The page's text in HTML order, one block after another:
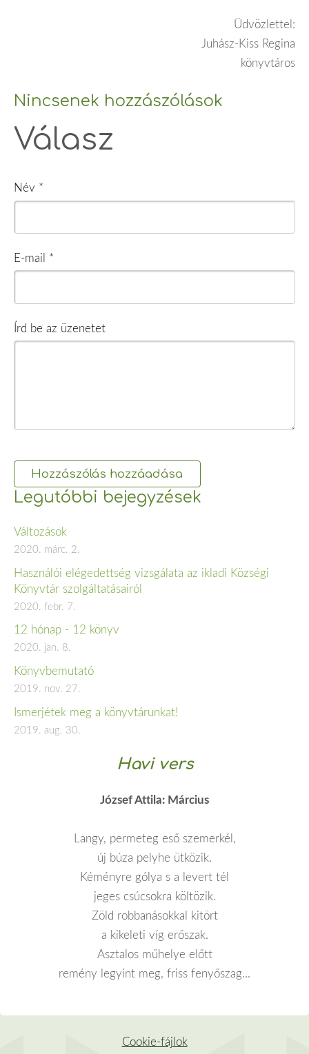
Legutóbbi bejegyzések
Változások
2020. márc. 2.
Használói elégedettség vizsgálata az ikladi Községi
Könyvtár szolgáltatásairól
2020. febr. 7.
12 hónap - 12 könyv
2020. jan. 8.
Könyvbemutató
2019. nov. 27.
Ismerjétek meg a könyvtárunkat!
2019. aug. 30.
Havi vers
József Attila: Március
Langy, permeteg eső szemerkél,
új búza pelyhe ütközik.
Kéményre gólya s a levert tél
jeges csúcsokra költözik.
Zöld robbanásokkal kitört
a kikeleti víg erőszak.
Asztalos műhelye előtt
remény legyint meg, friss fenyőszag...
Üdvözlettel:
Juhász-Kiss Regina
könyvtáros
Nincsenek hozzászólások
Válasz
Név *
E-mail *
Írd be az üzenetet
Cookie-fájlok